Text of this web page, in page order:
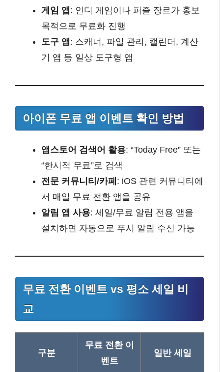
게임 앱 : 인디 게임이나 퍼즐 장르가 홍보
목적으로 무료화 진행
도구 앱 : 스캐너, 파일 관리, 캘린더, 계산
기 앱 등 일상 도구형 앱
아이폰 무료 앱 이벤트 확인 방법
앱스토어 검색어 활용: “Today Free” 또는
“한시적 무료”로 검색
전문 커뮤니티/카페 : iOS 관련 커뮤니티에
서 매일 무료 전환 앱을 공유
알림 앱 사용: 세일/무료 알림 전용 앱을
설치하면 자동으로 푸시 알림 수신 가능
무료 전환 이벤트 vs 평소 세일 비
교
구분
무료 전환 이
벤트
일반 세일